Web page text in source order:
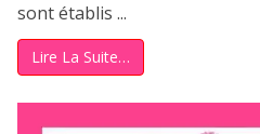
sont établis ...
Lire La Suite…